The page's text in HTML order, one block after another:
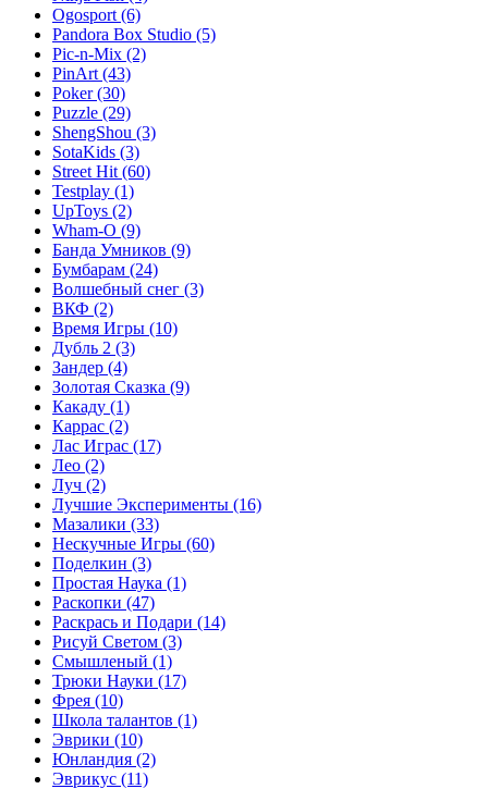
Ogosport (6)
Pandora Box Studio (5)
Pic-n-Mix (2)
PinArt (43)
Poker(30)
Puzzle (29)
ShengShou (3)
SotaKids (3)
Street Hit (60)
Testplay (1)
UpToys (2)
Wham-O (9)
Банда Умников (9)
Бумбарам (24)
Волшебный снег (3)
ВКФ (2)
Время Игры (10)
Дубль 2 (3)
Зандер (4)
Золотая Сказка (9)
Какаду (1)
Каррас (2)
Лас Играс (17)
Лео (2)
Луч (2)
Лучшие Эксперименты (16)
Мазалики (33)
Нескучные Игры (60)
Поделкин (3)
Простая Наука (1)
Раскопки (47)
Раскрась и Подари (14)
Рисуй Светом (3)
Смышленый (1)
Трюки Науки (17)
Фрея (10)
Школа талантов (1)
Эврики (10)
Юнландия (2)
Эврикус (11)